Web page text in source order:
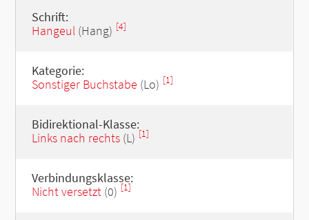
Schrift:
Hangeul(Hang) [4]
Kategorie:
Sonstiger Buchstabe (Lo) [1]
Bidirektional-Klasse:
Links nach rechts(L) [1]
Verbindungsklasse:
Nicht versetzt(0) [1]